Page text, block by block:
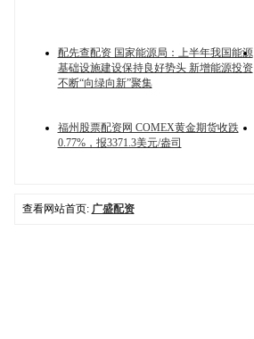
配先查配资 国家能源局：上半年我国能源
基础设施建设保持良好势头 新增能源投资
不断“向绿向新”聚集
福州股票配资网 COMEX黄金期货收跌
0.77%，报3371.3美元/盎司
查看网站首页: 广盛配资